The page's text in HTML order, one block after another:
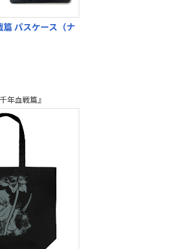
パスケース（ナ
年血戦篇』